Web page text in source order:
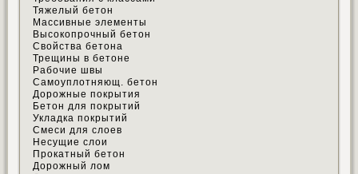
Тяжелый бетон
Массивные элементы
Высокопрочный бетон
Свойства бетона
Трещины в бетоне
Рабочие швы
Самоуплотняющ. бетон
Дорожные покрытия
Бетон для покрытий
Укладка покрытий
Смеси для слоев
Несущие слои
Прокатный бетон
Дорожный лом